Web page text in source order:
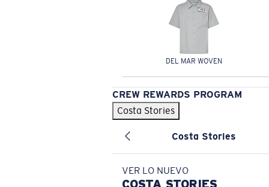
DEL MAR WOVEN
CREW REWARDS PROGRAM
Costa Stories
Costa Stories
VER LO NUEVO
COSTA STORIES